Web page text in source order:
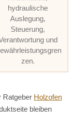
hydraulische
Auslegung,
Steuerung,
und
zen.
Ratgeber Holzofen
bleiben